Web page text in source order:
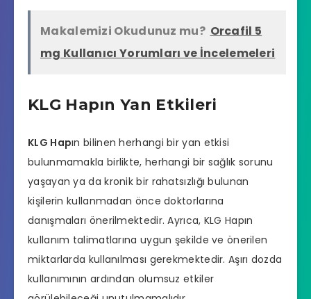
Makalemizi Okudunuz mu? Orcafil 5
mg Kullanıcı Yorumları ve İncelemeleri
KLG Hapın Yan Etkileri
KLG Hapın bilinen herhangi bir yan etkisi
bulunmamakla birlikte, herhangi bir sağlık sorunu
yaşayan ya da kronik bir rahatsızlığı bulunan
kişilerin kullanmadan önce doktorlarına
danışmaları önerilmektedir. Ayrıca, KLG Hapın
kullanım talimatlarına uygun şekilde ve önerilen
miktarlarda kullanılması gerekmektedir. Aşırı dozda
kullanımının ardından olumsuz etkiler